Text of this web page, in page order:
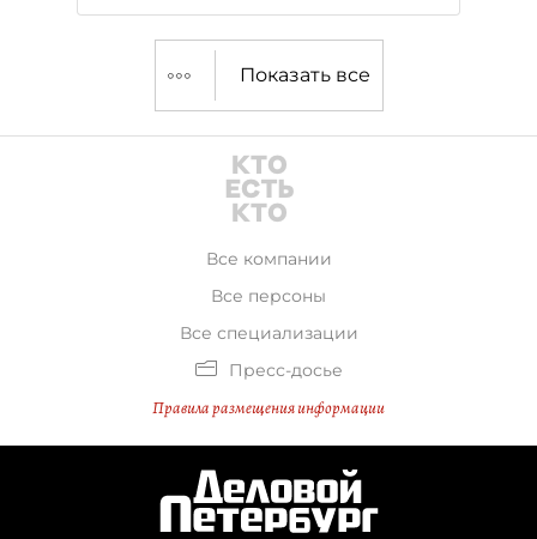
Показать все
Все компании
Все персоны
Все специализации
Пресс-досье
Правила размещения информации